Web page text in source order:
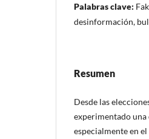
Palabras clave:
desinformación,
Resumen
Desde las
experimentado
especialmente en